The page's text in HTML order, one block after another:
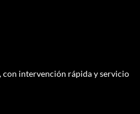
con intervención rápida y servicio